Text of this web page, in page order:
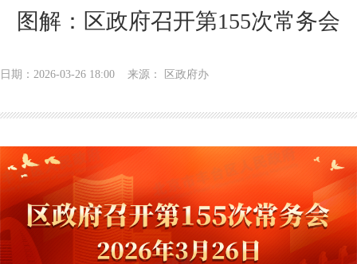
图解：区政府召开第155次常务会
日期：2026-03-26 18:00 来源： 区政府办